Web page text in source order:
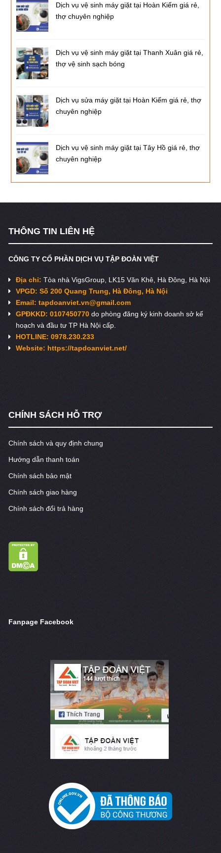
Dịch vụ vệ sinh máy giặt tại Hoàn Kiếm giá rẻ,
thợ chuyên nghiệp
Dịch vụ vệ sinh máy giặt tại Thanh Xuân giá rẻ,
thợ vệ sinh sạch bóng
Dịch vụ sửa máy giặt tại Hoàn Kiếm giá rẻ, thợ
chuyên nghiệp
Dịch vụ vệ sinh máy giặt tại Tây Hồ giá rẻ, thợ
chuyên nghiệp
THÔNG TIN LIÊN HỆ
CÔNG TY CỔ PHẦN DỊCH VỤ TẬP ĐOÀN VIỆT
Địa chỉ:Tòa nhà VigsGroup, LK15 Văn Khê, Hà Đông, Hà Nội
VPGD: Số 200 Quang Trung, Hà Đông, Hà Nội
Email:tapdoanviet.vn@gmail.com
GPĐKKD: 0107450770do phòng đăng ký kinh doanh sở kế
hoạch và đầu tư TP Hà Nội cấp.
HOTLINE: 0978.230.233
Website: https://tapdoanviet.net/
CHÍNH SÁCH HỖ TRỢ
Chính sách và quy định chung
Hướng dẫn thanh toán
Chính sách bảo mật
Chính sách giao hàng
Chính sách đổi trả hàng
Fanpage Facebook